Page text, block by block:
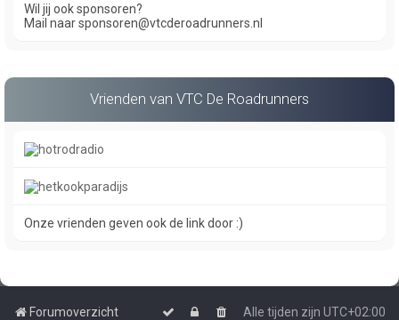
Wil jij ook sponsoren?
Mail naar sponsoren@vtcderoadrunners.nl
Vrienden van VTC De Roadrunners
Onze vrienden geven ook de link door :)
Forumoverzicht Alle tijden zijn UTC+02:00